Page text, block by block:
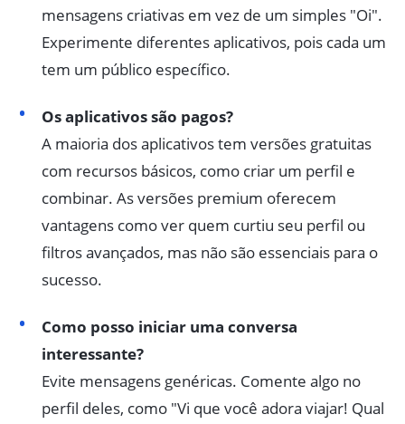
mensagens criativas em vez de um simples "Oi".
Experimente diferentes aplicativos, pois cada um
tem um público específico.
Os aplicativos são pagos?
A maioria dos aplicativos tem versões gratuitas
com recursos básicos, como criar um perfil e
combinar. As versões premium oferecem
vantagens como ver quem curtiu seu perfil ou
filtros avançados, mas não são essenciais para o
sucesso.
Como posso iniciar uma conversa
interessante?
Evite mensagens genéricas. Comente algo no
perfil deles, como "Vi que você adora viajar! Qual